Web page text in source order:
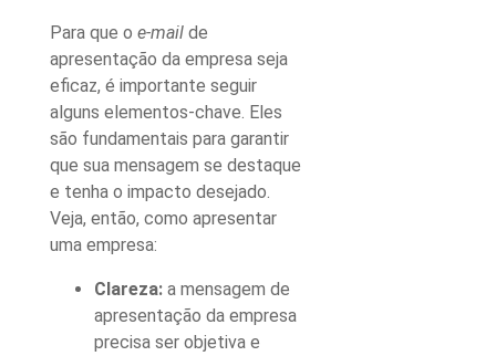
Para que o e-mail de
apresentação da empresa seja
eficaz, é importante seguir
alguns elementos-chave. Eles
são fundamentais para garantir
que sua mensagem se destaque
e tenha o impacto desejado.
Veja, então, como apresentar
uma empresa:
Clareza: a mensagem de
apresentação da empresa
precisa ser objetiva e